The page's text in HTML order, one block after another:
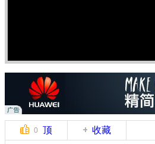
0 顶 收藏